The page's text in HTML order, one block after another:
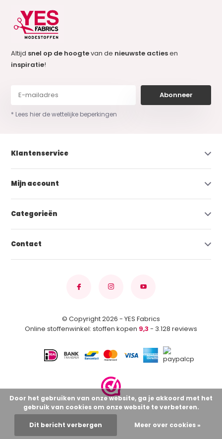
Altijd snel op de hoogtevan de nieuwste actiesen
inspiratie!
Abonneer
* Lees hier de wettelijke beperkingen
Klantenservice
Mijn account
Categorieën
Contact
© Copyright 2026 - YES Fabrics
Online stoffenwinkel: stoffen kopen 9,3 - 3.128 reviews
Door het gebruiken van onze website, ga je akkoord met het
gebruik van cookies om onze website te verbeteren.
Dit bericht verbergen Meer over cookies »